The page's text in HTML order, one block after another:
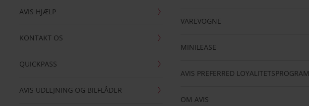
AVIS HJÆLP
KONTAKT OS
QUICKPASS
AVIS UDLEJNING OG BILFLÅDER
VAREVOGNE
MINILEASE
AVIS PREFERRED LOYALITETSPROGRAM
OM AVIS